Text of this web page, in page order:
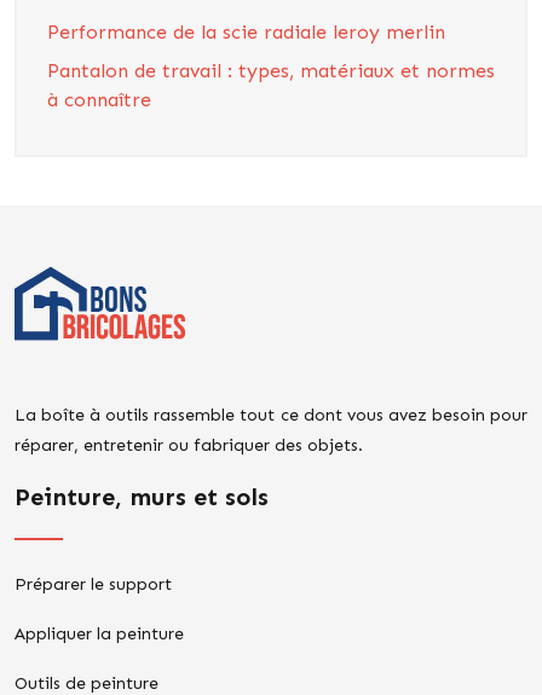
Performance de la scie radiale leroy merlin
Pantalon de travail : types, matériaux et normes
à connaître
La boîte à outils rassemble tout ce dont vous avez besoin pour
réparer, entretenir ou fabriquer des objets.
Peinture, murs et sols
Préparer le support
Appliquer la peinture
Outils de peinture